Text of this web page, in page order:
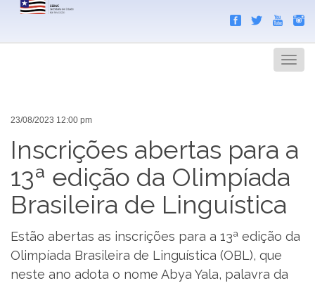
Menu
23/08/2023 12:00 pm
Inscrições abertas para a
13ª edição da Olimpíada
Brasileira de Linguística
Estão abertas as inscrições para a 13ª edição da
Olimpíada Brasileira de Linguística (OBL), que
neste ano adota o nome Abya Yala, palavra da